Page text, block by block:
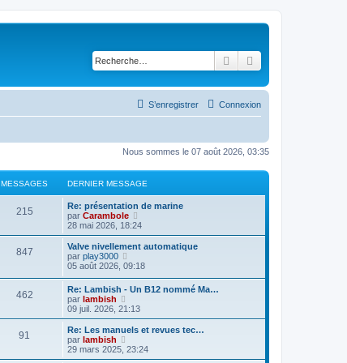
Rechercher
Connexion
S’enregistrer
Nous sommes le 07 août 2026, 03:35
MESSAGES DERNIER MESSAGE
215
Re: présentation de marine
par Carambole
o
i
r
e
e
r
e
r
e
s
28 mai 2026, 18:24
847
Valve nivellement automatique
par play3000
o
r
l
e
d
e
r
i
05 août 2026, 09:18
462
Re: Lambish - Un B12 nommé Ma…
par lambish
o
i
r
e
09 juil. 2026, 21:13
91
Re: Les manuels et revues tec…
par lambish
o
i
29 mars 2025, 23:24